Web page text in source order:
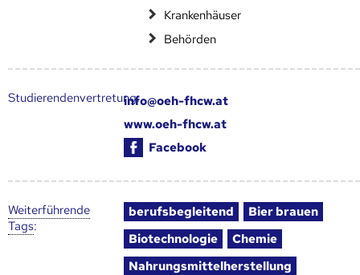
Krankenhäuser
Behörden
Studierendenvertretung:info@oeh-fhcw.at
www.oeh-fhcw.at
Facebook
Weiter­führende
Tags:
berufsbegleitend
Bier brauen
Biotechnologie
Chemie
Nahrungsmittelherstellung